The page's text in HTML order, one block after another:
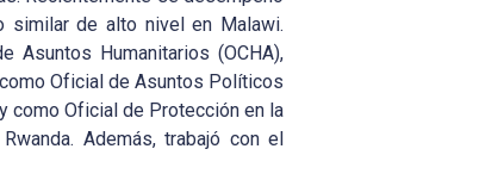
similar de alto nivel en Malawi.
Humanitarios (OCHA),
Oficial de Asuntos Políticos
como Oficial de Protección en la
Además, trabajó con el